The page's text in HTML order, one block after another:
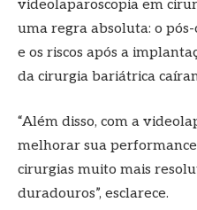
videolaparoscopia em
uma regra absoluta: o
e os riscos após a
da cirurgia bariátrica
“Além disso, com a
melhorar sua
cirurgias muito mais
duradouros”, esclarece.